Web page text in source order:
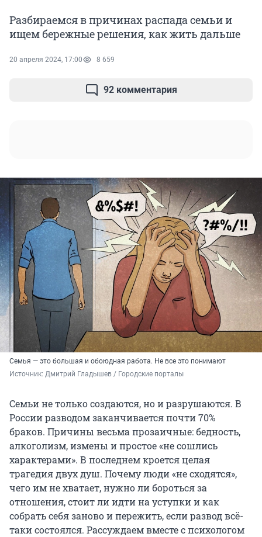
Разбираемся в причинах распада семьи и
ищем бережные решения, как жить дальше
20 апреля 2024, 17:00 8 659
92 комментария
Семья — это большая и обоюдная работа. Не все это понимают
Источник: Дмитрий Гладышев / Городские порталы
Семьи не только создаются, но и разрушаются. В
России разводом заканчивается почти 70%
браков. Причины весьма прозаичные: бедность,
алкоголизм, измены и простое «не сошлись
характерами». В последнем кроется целая
трагедия двух душ. Почему люди «не сходятся»,
чего им не хватает, нужно ли бороться за
отношения, стоит ли идти на уступки и как
собрать себя заново и пережить, если развод всё-
таки состоялся. Рассуждаем вместе с психологом